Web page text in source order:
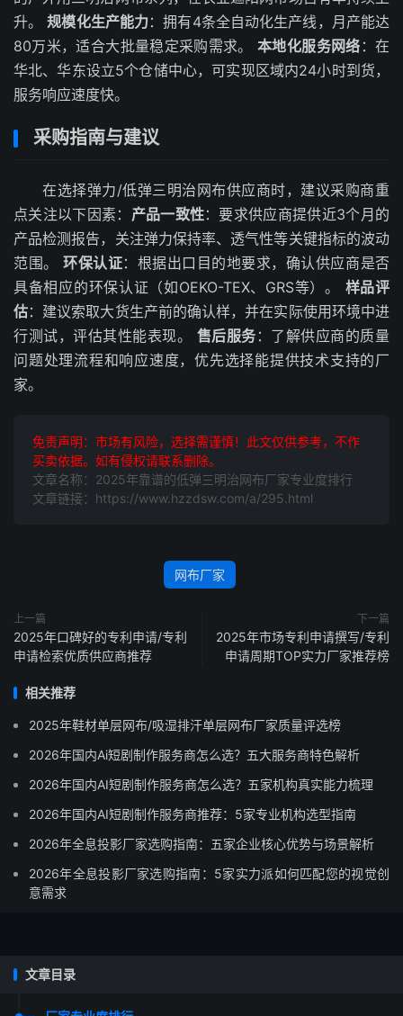
升。规模化生产能力：拥有4条全自动化生产线，月产能达
80万米，适合大批量稳定采购需求。本地化服务网络 ：在
华北、华东设立5个仓储中心，可实现区域内24小时到货，
服务响应速度快。
采购指南与建议
在选择弹力/低弹三明治网布供应商时，建议采购商重
点关注以下因素： 产品一致性：要求供应商提供近3个月的
产品检测报告，关注弹力保持率、透气性等关键指标的波动
范围。环保认证：根据出口目的地要求，确认供应商是否
具备相应的环保认证（如OEKO-TEX、GRS等）。 样品评
估：建议索取大货生产前的确认样，并在实际使用环境中进
行测试，评估其性能表现。 售后服务 ：了解供应商的质量
问题处理流程和响应速度，优先选择能提供技术支持的厂
家。
免责声明：市场有风险，选择需谨慎！此文仅供参考，不作
买卖依据。如有侵权请联系删除。
文章名称：2025年靠谱的低弹三明治网布厂家专业度排行
文章链接：https://www.hzzdsw.com/a/295.html
网布厂家
上一篇
2025年口碑好的专利申请/专利
申请检索优质供应商推荐
下一篇
2025年市场专利申请撰写/专利
申请周期TOP实力厂家推荐榜
相关推荐
2025年鞋材单层网布/吸湿排汗单层网布厂家质量评选榜
2026年国内Ai短剧制作服务商怎么选？五大服务商特色解析
2026年国内AI短剧制作服务商怎么选？五家机构真实能力梳理
2026年国内AI短剧制作服务商推荐：5家专业机构选型指南
2026年全息投影厂家选购指南：五家企业核心优势与场景解析
2026年全息投影厂家选购指南：5家实力派如何匹配您的视觉创
意需求
文章目录